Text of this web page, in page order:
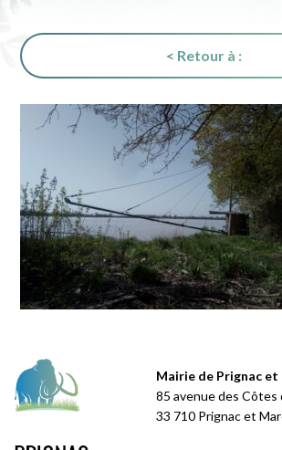
< Retour à :
Mairie de Prignac et
85 avenue des Côtes
33 710 Prignac et